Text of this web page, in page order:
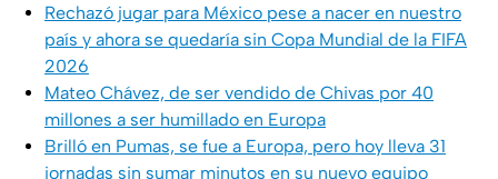
Rechazó jugar para México pese a nacer en nuestro
país y ahora se quedaría sin Copa Mundial de la FIFA
2026
Mateo Chávez, de ser vendido de Chivas por 40
millones a ser humillado en Europa
Brilló en Pumas, se fue a Europa, pero hoy lleva 31
jornadas sin sumar minutos en su nuevo equipo